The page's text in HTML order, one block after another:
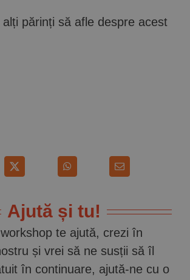
părinți să afle despre acest
Ajută și tu!
te ajută, crezi în
și vrei să ne susții să îl
în continuare, ajută-ne cu o